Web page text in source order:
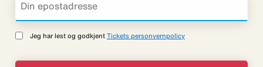
Jeg har lest og godkjent Tickets personvernpolicy